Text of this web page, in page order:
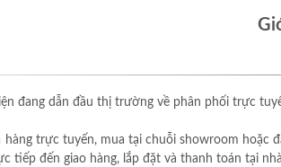
đang dẫn đầu thị trường về phân phối trực
trực tuyến, mua tại chuỗi showroom hoặc
tiếp đến giao hàng, lắp đặt và thanh toán tại